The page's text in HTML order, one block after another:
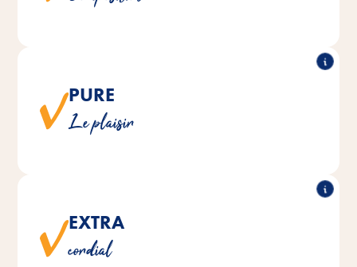
PURE
Le plaisir
DOG WURST est fabriqué naturellement sans
sucre ajouté ni colorants ou conservateurs artificiels.
EXTRA
cordial
DOG WURST est fabriqué avec beaucoup